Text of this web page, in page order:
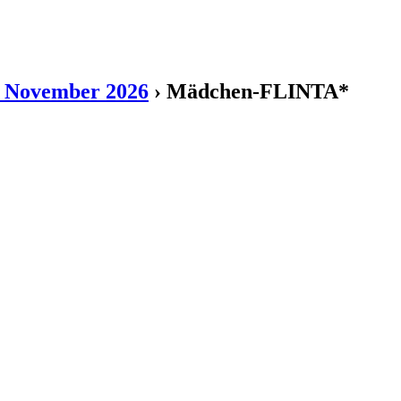
2026 › Mädchen-FLINTA*